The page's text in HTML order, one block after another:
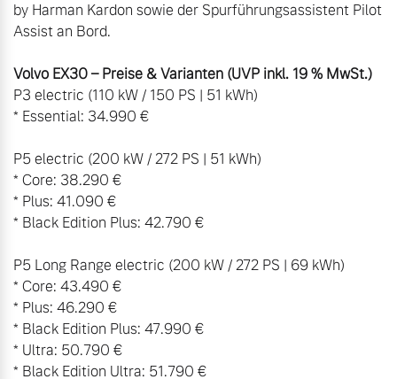
by Harman Kardon sowie der Spurführungsassistent Pilot
Assist an Bord.
P3 electric (110 kW / 150 PS | 51 kWh)
* Essential: 34.990 €
P5 electric (200 kW / 272 PS | 51 kWh)
* Core: 38.290 €
* Plus: 41.090 €
* Black Edition Plus: 42.790 €
P5 Long Range electric (200 kW / 272 PS | 69 kWh)
* Core: 43.490 €
* Plus: 46.290 €
* Black Edition Plus: 47.990 €
* Ultra: 50.790 €
* Black Edition Ultra: 51.790 €